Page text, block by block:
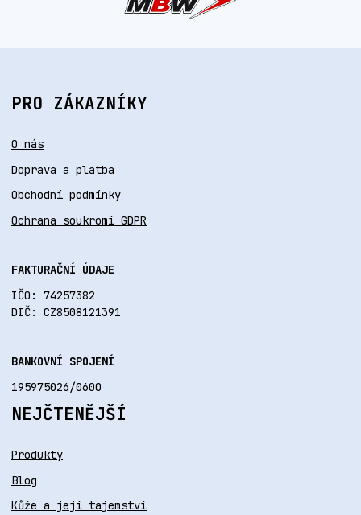
PRO ZÁKAZNÍKY
O nás
Doprava a platba
Obchodní podmínky
Ochrana soukromí GDPR
FAKTURAČNÍ ÚDAJE
IČO: 74257382
DIČ: CZ8508121391
BANKOVNÍ SPOJENÍ
195975026/0600
NEJČTENĚJŠÍ
Produkty
Blog
Kůže a její tajemství